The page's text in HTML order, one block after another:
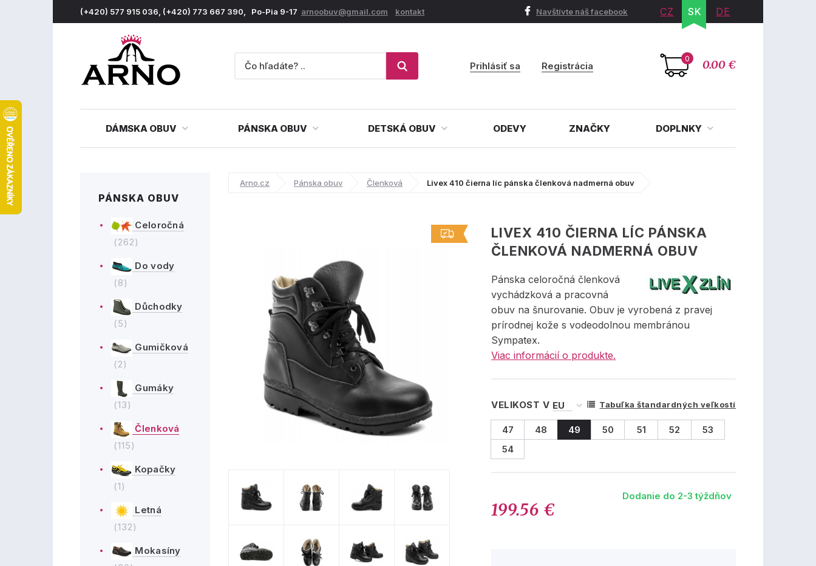
(+420) 577 915 036, (+420) 773 667 390, Po-Pia 9-17 arnoobuv@gmail.com kontakt Navštívte náš facebook CZ SK DE
0 0.00 €
Prihlásiť sa Registrácia
DÁMSKA OBUV PÁNSKA OBUV DETSKÁ OBUV ODEVY ZNAČKY DOPLNKY
PÁNSKA OBUV
Celoročná
(262)
Do vody
(8)
Důchodky
(5)
Gumičková
(2)
Gumáky
(13)
Členková
(115)
Kopačky
(1)
Letná
(132)
Mokasíny
Arno.cz Pánska obuv Členková Livex 410 čierna líc pánska členková nadmerná obuv
LIVEX 410 ČIERNA LÍC PÁNSKA
ČLENKOVÁ NADMERNÁ OBUV
Pánska celoročná členková
vychádzková a pracovná
obuv na šnurovanie. Obuv je vyrobená z pravej
prírodnej kože s vodeodolnou membránou
Sympatex.
Viac informácií o produkte.
VELIKOST V Tabuľka štandardných veľkostí
47 48 49 50 51 52
53
54
199.56 €
Dodanie do 2-3 týždňov